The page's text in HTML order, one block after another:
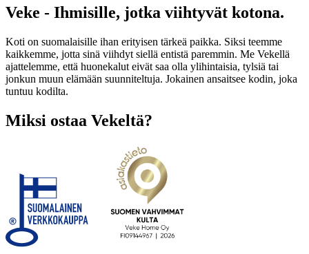
Veke - Ihmisille, jotka viihtyvät kotona.
Koti on suomalaisille ihan erityisen tärkeä paikka. Siksi teemme
kaikkemme, jotta sinä viihdyt siellä entistä paremmin. Me Vekellä
ajattelemme, että huonekalut eivät saa olla ylihintaisia, tylsiä tai
jonkun muun elämään suunniteltuja. Jokainen ansaitsee kodin, joka
tuntuu kodilta.
Miksi ostaa Vekeltä?